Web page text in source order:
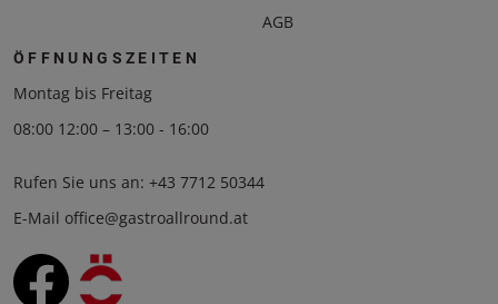
AGB
ÖFFNUNGSZEITEN
Montag bis Freitag
08:00 12:00 – 13:00 - 16:00
Rufen Sie uns an: +43 7712 50344
E-Mail office@gastroallround.at